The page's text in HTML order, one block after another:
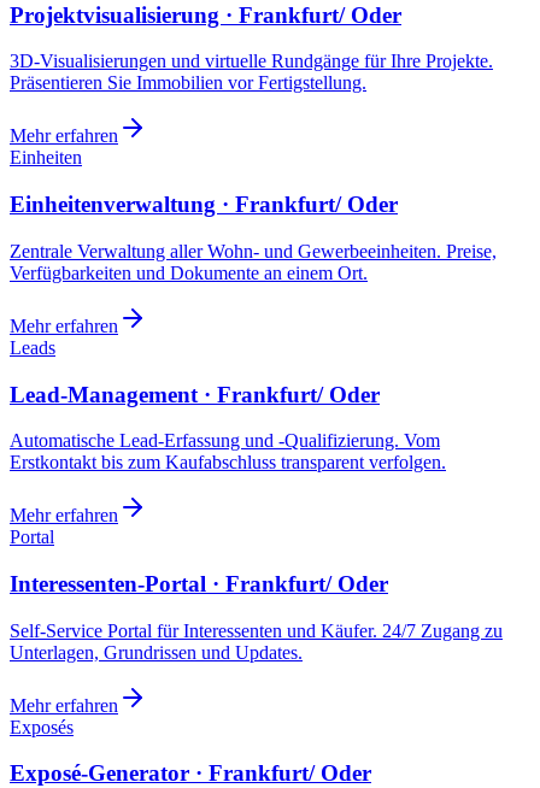
Projektvisualisierung · Frankfurt/ Oder
3D-Visualisierungen und virtuelle Rundgänge für Ihre Projekte.
Präsentieren Sie Immobilien vor Fertigstellung.
Mehr erfahren
Einheiten
Einheitenverwaltung · Frankfurt/ Oder
Zentrale Verwaltung aller Wohn- und Gewerbeeinheiten. Preise,
Verfügbarkeiten und Dokumente an einem Ort.
Mehr erfahren
Leads
Lead-Management · Frankfurt/ Oder
Automatische Lead-Erfassung und -Qualifizierung. Vom
Erstkontakt bis zum Kaufabschluss transparent verfolgen.
Mehr erfahren
Portal
Interessenten-Portal · Frankfurt/ Oder
Self-Service Portal für Interessenten und Käufer. 24/7 Zugang zu
Unterlagen, Grundrissen und Updates.
Mehr erfahren
Exposés
Exposé-Generator · Frankfurt/ Oder